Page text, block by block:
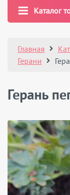
Каталог
Главная
Герани
Герань